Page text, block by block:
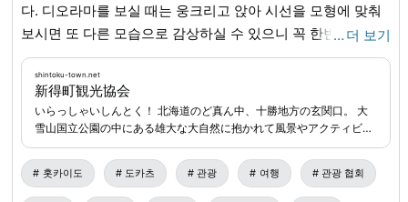
다. 디오라마를 보실 때는 웅크리고 앉아 시선을 모형에 맞춰
보시면 또 다른 모습으로 감상하실 수 있으니 꼭 한번 해보세
요🚂 1층 카페&숍 '고토이세(コトイセ)'에서는 철도 관련 상품
과 신토쿠야키(新得焼)로 만든 소 무늬 컵과 장식품, 작가들의
수제품, 신토쿠정의 특산품 등을 갖추고 있습니다!! 2층 종합
안내소(신토쿠정 관광 협회)에서는 렌터사이클 대여도 하고
있으니, 자전거로 시내를 돌아다니며 경치와 맛집을 즐기실
수 있습니다!! '지역 교류 센터 '도쿠도쿠(とくとく)'''에 꼭 한
번 들러 주세요🤗shintoku-town.net/
… 더 보기
shintoku-town.net
新得町観光協会
いらっしゃいしんとく！ 北海道のど真ん中、十勝地方の玄関口。 大
雪山国立公園の中にある雄大な大自然に抱かれて風景やアクティビテ
ィなど豊かな時間を過ごしませんか？
홋카이도 도카츠 관광 여행 관광 협회